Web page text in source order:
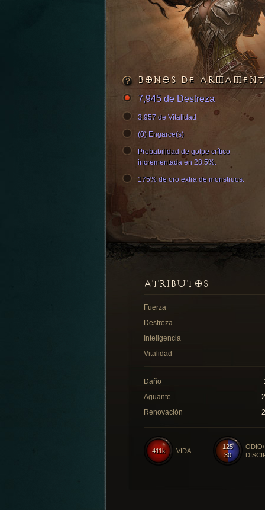
BONOS DE
7,945 de Destreza
3,957 de Vitalidad
(0) Engarce(s)
Probabilidad de golpe crítico
incrementada en 28.5%.
175% de oro extra de monstruos.
ATRIBUTOS
Fuerza
Destreza
Inteligencia
Vitalidad
Daño
Aguante
Renovación
125
30
ODIO/
411k VIDA